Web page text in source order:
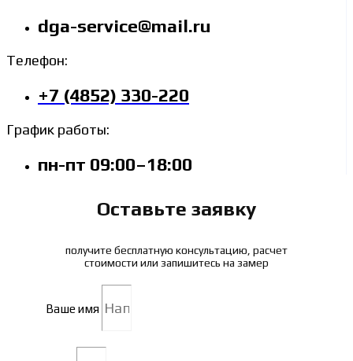
dga-service@mail.ru
Телефон:
+7 (4852) 330-220
График работы:
пн-пт 09:00–18:00
Оставьте заявку
получите бесплатную консультацию, расчет
стоимости или запишитесь на замер
Ваше имя